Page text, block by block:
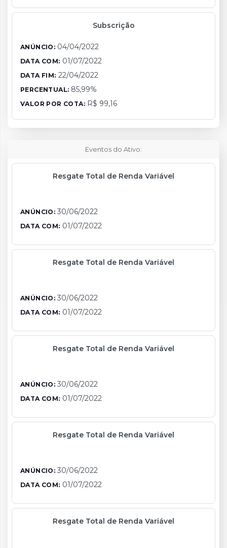
Subscrição
ANÚNCIO: 04/04/2022
DATA COM: 01/07/2022
DATA FIM: 22/04/2022
PERCENTUAL: 85,99%
VALOR POR COTA: R$ 99,16
Eventos do Ativo:
Resgate Total de Renda Variável
ANÚNCIO: 30/06/2022
DATA COM: 01/07/2022
Resgate Total de Renda Variável
ANÚNCIO: 30/06/2022
DATA COM: 01/07/2022
Resgate Total de Renda Variável
ANÚNCIO: 30/06/2022
DATA COM: 01/07/2022
Resgate Total de Renda Variável
ANÚNCIO: 30/06/2022
DATA COM: 01/07/2022
Resgate Total de Renda Variável